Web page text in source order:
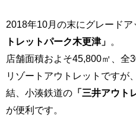
2018年10月の末にグレードア
トレットパーク木更津」 。
店舗面積およそ45,800㎡、全
リゾートアウトレットですが
結、小湊鉄道の 「三井アウト
が便利です。